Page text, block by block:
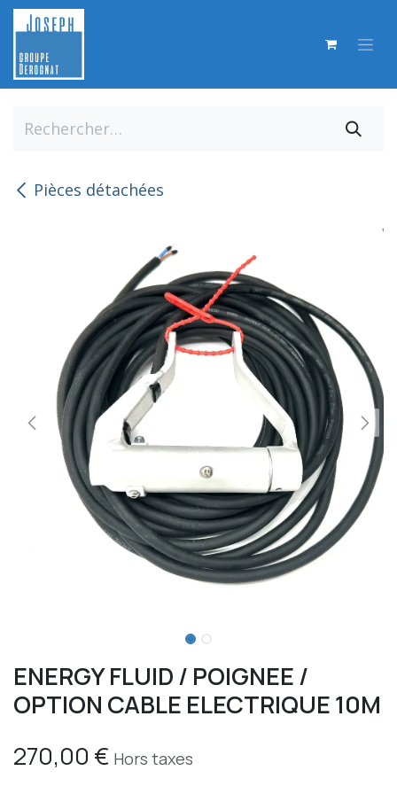
Se rendre au contenu
Pièces détachées
ENERGY FLUID / POIGNEE /
OPTION CABLE ELECTRIQUE 10M
270,00 € Hors taxes